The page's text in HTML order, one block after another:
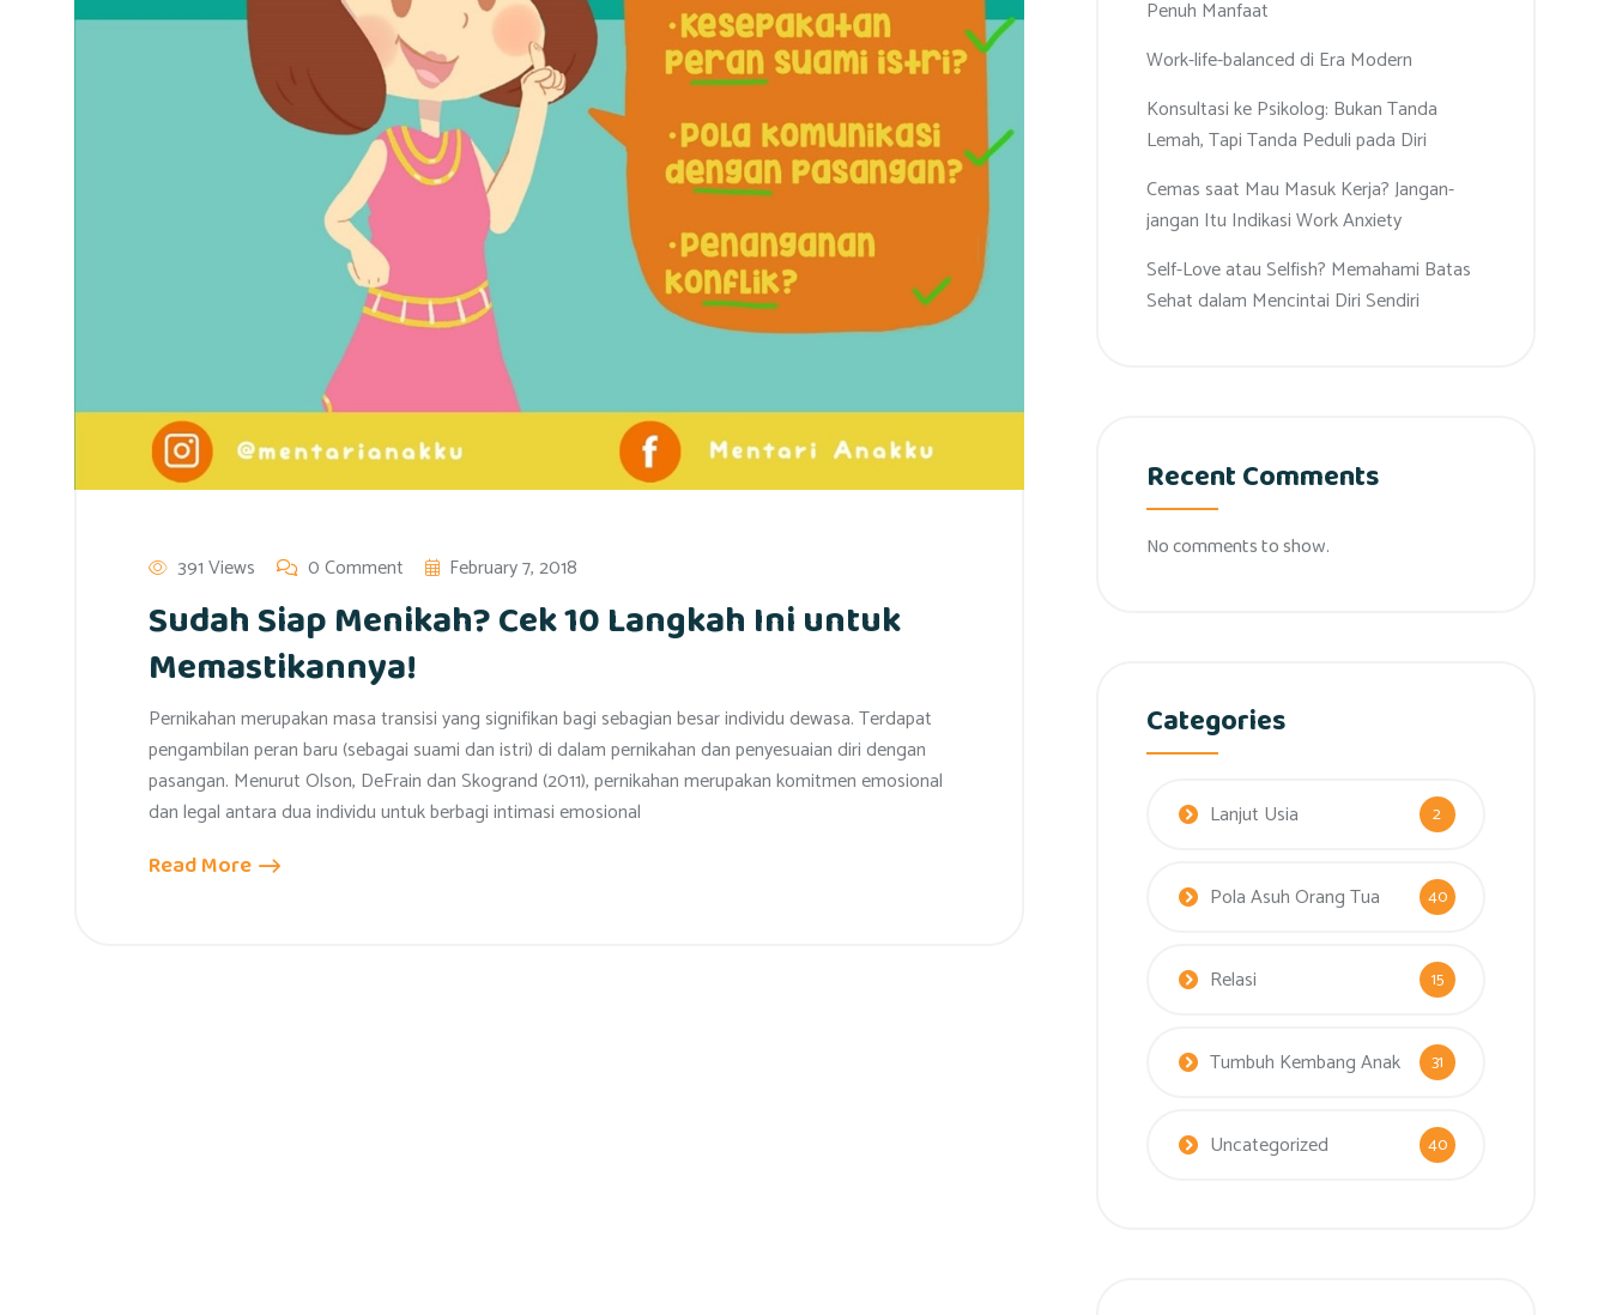
391 Views 0 Comment February 7, 2018
Sudah Siap Menikah? Cek 10 Langkah Ini untuk
Memastikannya!
Pernikahan merupakan masa transisi yang signifikan bagi sebagian besar individu dewasa. Terdapat
pengambilan peran baru (sebagai suami dan istri) di dalam pernikahan dan penyesuaian diri dengan
pasangan. Menurut Olson, DeFrain dan Skogrand (2011), pernikahan merupakan komitmen emosional
dan legal antara dua individu untuk berbagi intimasi emosional
Read More
Penuh Manfaat
Work-life-balanced di Era Modern
Konsultasi ke Psikolog: Bukan Tanda
Lemah, Tapi Tanda Peduli pada Diri
Cemas saat Mau Masuk Kerja? Jangan-
jangan Itu Indikasi Work Anxiety
Self-Love atau Selfish? Memahami Batas
Sehat dalam Mencintai Diri Sendiri
Recent Comments
No comments to show.
Categories
Lanjut Usia 2
Pola Asuh Orang Tua 40
Relasi 15
Tumbuh Kembang Anak 31
Uncategorized 40